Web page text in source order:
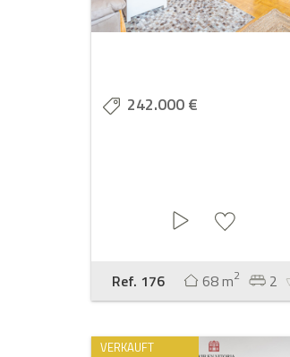
242.000 €
Ref. 176 68 m2 2
VERKAUFT